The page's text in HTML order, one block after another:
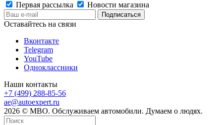
Первая рассылка
Новости магазина
Оставайтесь на связи
Вконтакте
Telegram
YouTube
Одноклассники
Наши контакты
+7 (499) 288-85-56
ae@autoexpert.ru
2026 © МВО. Обслуживаем автомобили. Думаем о людях.